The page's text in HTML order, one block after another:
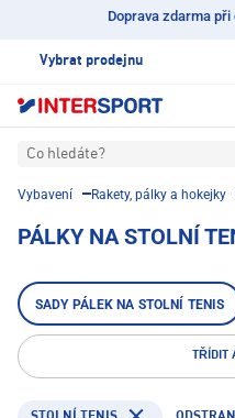
Doprava zdarma při
Vybrat prodejnu
Co hledáte?
Vybavení Rakety, pálky a hokejky
PÁLKY NA STOLNÍ
SADY PÁLEK NA STOLNÍ TENIS
TŘÍDIT